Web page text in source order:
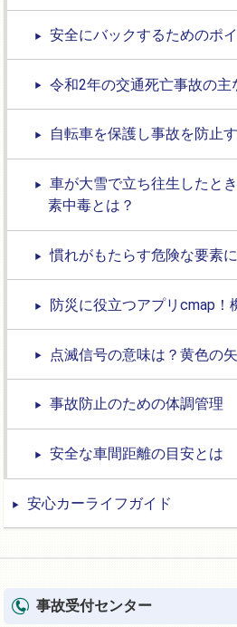
安全にバックするためのポ
令和2年の交通死亡事故の主
自転車を保護し事故を防止
車が大雪で立ち往生したと
素中毒とは？
慣れがもたらす危険な要素
防災に役立つアプリcmap！
点滅信号の意味は？黄色の
事故防止のための体調管理
安全な車間距離の目安とは
安心カーライフガイド
事故受付センター